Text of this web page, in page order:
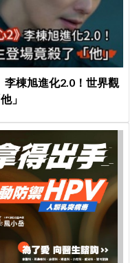
棟旭進化2.0！世界觀
」